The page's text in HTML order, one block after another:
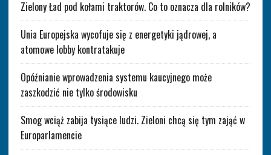
Zielony Ład pod kołami traktorów. Co to oznacza dla rolników?
Unia Europejska wycofuje się z energetyki jądrowej, a
atomowe lobby kontratakuje
Opóźnianie wprowadzenia systemu kaucyjnego może
zaszkodzić nie tylko środowisku
Smog wciąż zabija tysiące ludzi. Zieloni chcą się tym zająć w
Europarlamencie